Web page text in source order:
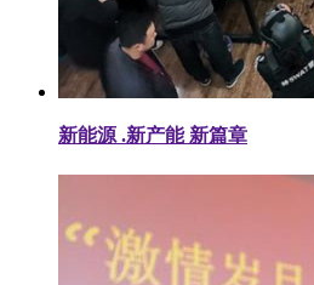
新能源 .新产能 新篇章